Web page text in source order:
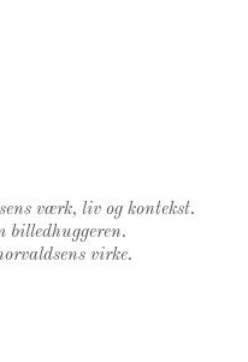
værk, liv og kontekst.
virke.